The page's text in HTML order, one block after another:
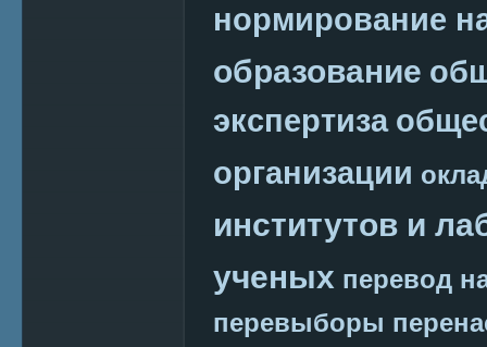
нормирование
образование
экспертиза
организации
институтов и
ученых перевод
перевыборы